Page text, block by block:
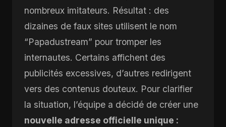
nombreux imitateurs. Résultat : des
dizaines de faux sites utilisent le nom
“Papadustream” pour tromper les
internautes. Certains affichent des
publicités excessives, d’autres redirigent
vers des contenus douteux. Pour clarifier
la situation, l’équipe a décidé de créer une
nouvelle adresse officielle unique :